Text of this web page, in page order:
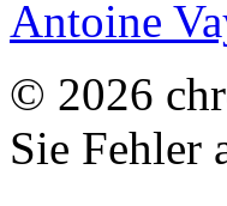
Antoine
© 2026
Sie Fehler